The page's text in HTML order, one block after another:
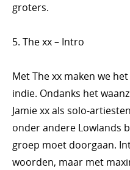
groters.
5. The xx – Intro
Met The xx maken we
indie. Ondanks het
Jamie xx als solo-
onder andere Lowlands
groep moet doorgaan.
woorden, maar met